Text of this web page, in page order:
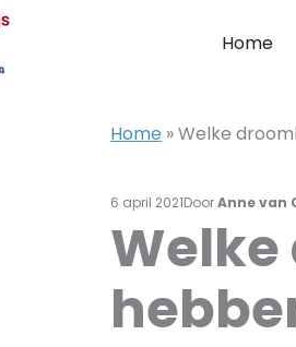
Home
Home »Welke
6 april 2021DoorAnne van